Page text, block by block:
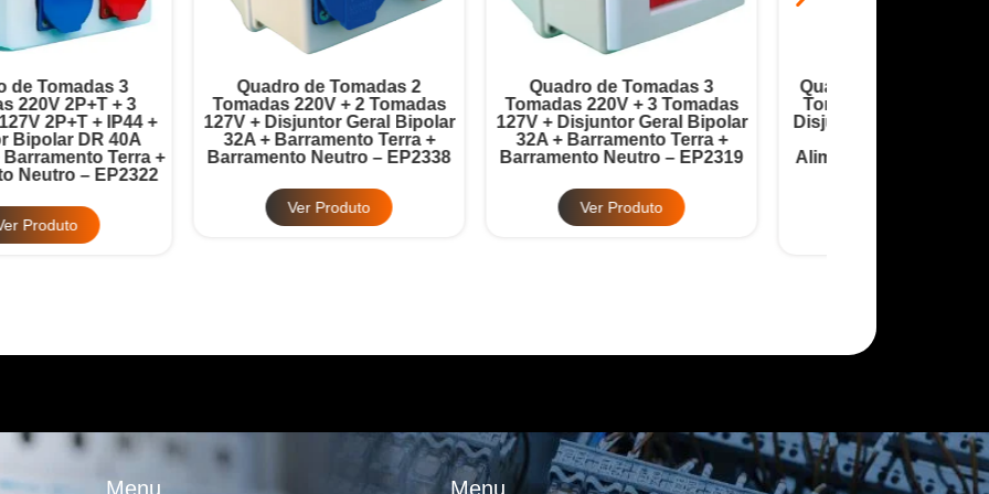
Quadro de Tomadas 2
220V + 2 Tomadas
+ Disjuntor Geral Bipolar
+ Barramento Terra +
Neutro – EP2338
Ver Produto
Quadro de Tomadas 3
Tomadas 220V + 3 Tomadas
127V + Disjuntor Geral Bipolar
32A + Barramento Terra +
Barramento Neutro – EP2319
Ver Produto
Quadro De Tomadas PVC 4
Tomadas 220V 2P+T 20A +
Disjuntor Geral Bipolar 32A +
Barramento Terra +
Alimentação 220V Bifásico –
Ver Produto
Menu Menu